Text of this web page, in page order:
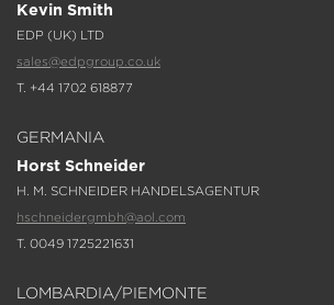
Kevin Smith
EDP (UK) LTD
sales@edpgroup.co.uk
T. +44 1702 618877
GERMANIA
Horst Schneider
H. M. SCHNEIDER HANDELSAGENTUR
hschneidergmbh@aol.com
T. 0049 1725221631
LOMBARDIA/PIEMONTE